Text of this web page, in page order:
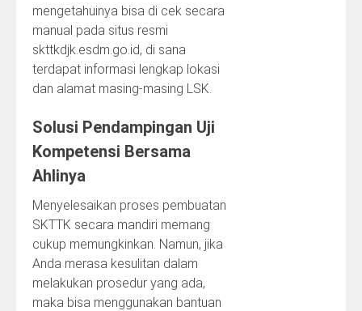
mengetahuinya bisa di cek secara
manual pada situs resmi
skttkdjk.esdm.go.id, di sana
terdapat informasi lengkap lokasi
dan alamat masing-masing LSK.
Solusi Pendampingan Uji
Kompetensi Bersama
Ahlinya
Menyelesaikan proses pembuatan
SKTTK secara mandiri memang
cukup memungkinkan. Namun, jika
Anda merasa kesulitan dalam
melakukan prosedur yang ada,
maka bisa menggunakan bantuan